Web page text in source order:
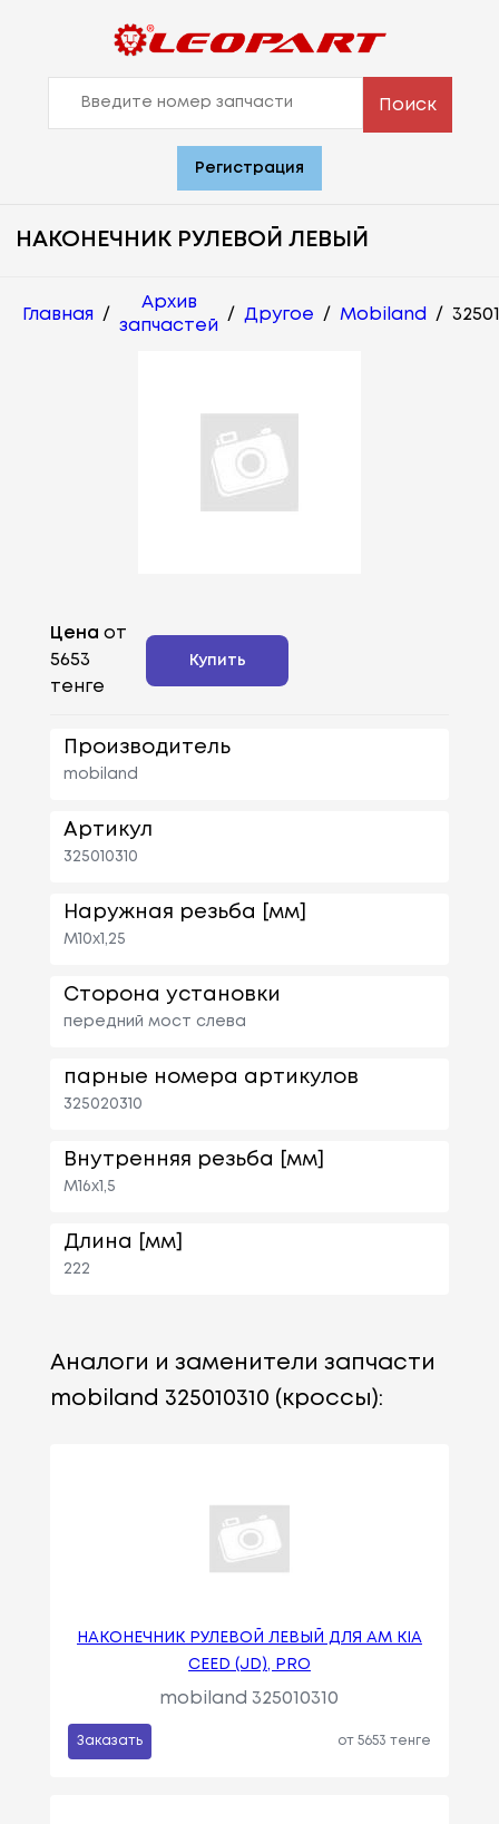
Поиск
Регистрация
НАКОНЕЧНИК РУЛЕВОЙ ЛЕВЫЙ
Главная /
Архив
запчастей
/ Другое / Mobiland /
Цена от
5653
тенге
Купить
Производитель
mobiland
Артикул
325010310
Наружная резьба [мм]
M10x1,25
Сторона установки
передний мост слева
парные номера артикулов
325020310
Внутренняя резьба [мм]
M16x1,5
Длина [мм]
222
Аналоги и заменители запчасти
mobiland 325010310 (кроссы):
НАКОНЕЧНИК РУЛЕВОЙ ЛЕВЫЙ ДЛЯ АМ KIA
CEED (JD), PRO
mobiland 325010310
Заказать от 5653 тенге